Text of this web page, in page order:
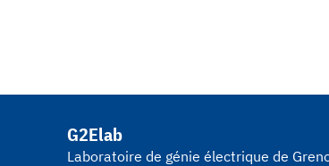
G2Elab
Laboratoire de génie électrique de